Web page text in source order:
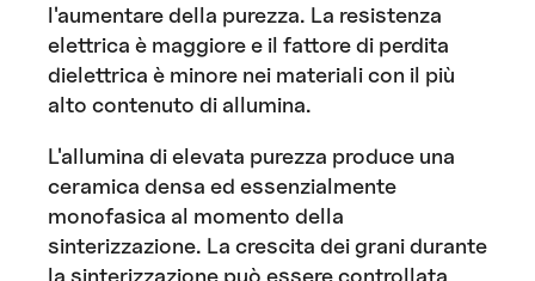
l'aumentare della purezza. La resistenza
elettrica è maggiore e il fattore di perdita
dielettrica è minore nei materiali con il più
alto contenuto di allumina.
L'allumina di elevata purezza produce una
ceramica densa ed essenzialmente
monofasica al momento della
sinterizzazione. La crescita dei grani durante
la sinterizzazione può essere controllata